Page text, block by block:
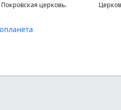
Покровская церковь.